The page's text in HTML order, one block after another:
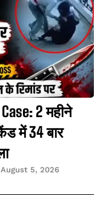
2 महीने
में 34 बार
August 5, 2026